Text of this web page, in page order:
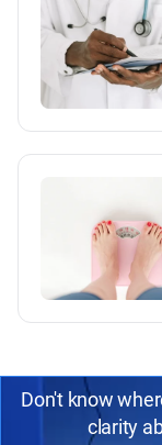
Don't know
clarity